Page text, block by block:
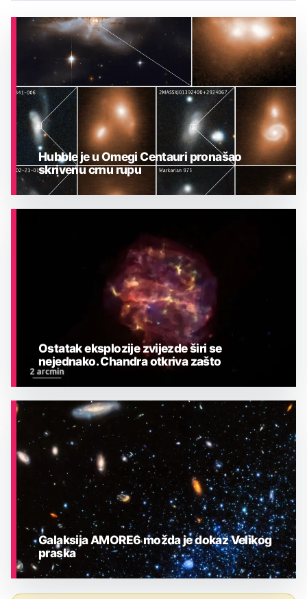
Hubble je u Omegi Centauri pronašao
skrivenu crnu rupu
ASTRONOMIJA
Ostatak eksplozije zvijezde širi se
nejednako. Chandra otkriva zašto
Galaksija AMORE6 možda je dokaz Velikog
praska